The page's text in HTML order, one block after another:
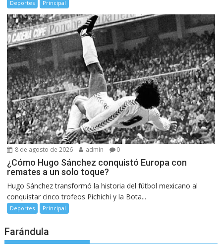
Deportes Principal
8 de agosto de 2026 admin 0
¿Cómo Hugo Sánchez conquistó Europa con
remates a un solo toque?
Hugo Sánchez transformó la historia del fútbol mexicano al
conquistar cinco trofeos Pichichi y la Bota...
Deportes Principal
Farándula